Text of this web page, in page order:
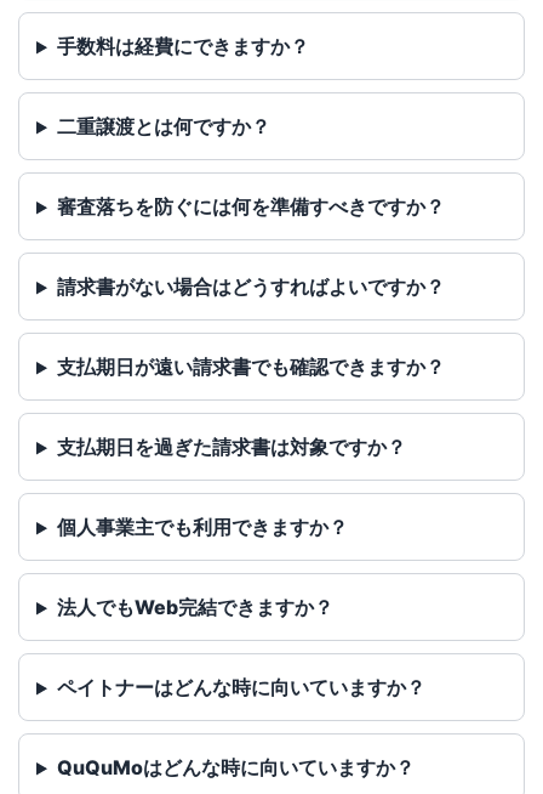
手数料は経費にできますか？
二重譲渡とは何ですか？
審査落ちを防ぐには何を準備すべきですか？
請求書がない場合はどうすればよいですか？
支払期日が遠い請求書でも確認できますか？
支払期日を過ぎた請求書は対象ですか？
個人事業主でも利用できますか？
法人でもWeb完結できますか？
ペイトナーはどんな時に向いていますか？
QuQuMoはどんな時に向いていますか？